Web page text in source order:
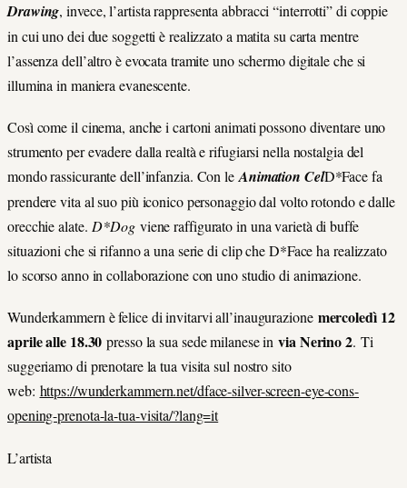
Drawing, invece, l’artista rappresenta abbracci “interrotti” di coppie
in cui uno dei due soggetti è realizzato a matita su carta mentre
l’assenza dell’altro è evocata tramite uno schermo digitale che si
illumina in maniera evanescente.
Così come il cinema, anche i cartoni animati possono diventare uno
strumento per evadere dalla realtà e rifugiarsi nella nostalgia del
mondo rassicurante dell’infanzia. Con le Animation CelD*Face fa
prendere vita al suo più iconico personaggio dal volto rotondo e dalle
orecchie alate. D*Dogviene raffigurato in una varietà di buffe
situazioni che si rifanno a una serie di clip che D*Face ha realizzato
lo scorso anno in collaborazione con uno studio di animazione.
Wunderkammern è felice di invitarvi all’inaugurazione mercoledì 12
aprile alle 18.30 presso la sua sede milanese invia Nerino 2. Ti
suggeriamo di prenotare la tua visita sul nostro sito
web: https://wunderkammern.net/dface-silver-screen-eye-cons-
opening-prenota-la-tua-visita/?lang=it
L’artista